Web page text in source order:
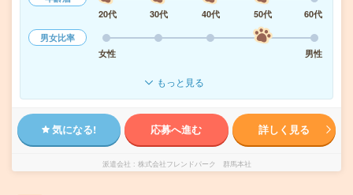
20代
30代 40代 50代
60代
男女比率
女性
男性
もっと見る
気になる! 応募へ進む 詳しく見る
派遣会社 株式会社フレンドパーク 群馬本社